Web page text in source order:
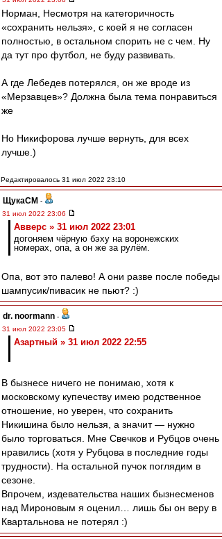
Норман, Несмотря на категоричность
«сохранить нельзя», с коей я не согласен
полностью, в остальном спорить не с чем. Ну
да тут про футбол, не буду развивать.
А где Лебедев потерялся, он же вроде из
«Мерзавцев»? Должна была тема понравиться
же
Но Никифорова лучше вернуть, для всех
лучше.)
Редактировалось 31 июл 2022 23:10
ЩукаСМ -
31 июл 2022 23:06
Авверс » 31 июл 2022 23:01
догоняем чёрную бэху на воронежских
номерах, опа, а он же за рулём.
Опа, вот это палево! А они разве после победы
шампусик/пивасик не пьют? :)
dr. noormann -
31 июл 2022 23:05
Азартный » 31 июл 2022 22:55
В бызнесе ничего не понимаю, хотя к
московскому купечеству имею родственное
отношение, но уверен, что сохранить
Никишина было нельзя, а значит — нужно
было торговаться. Мне Свечков и Рубцов очень
нравились (хотя у Рубцова в последние годы
трудности). На остальной пучок поглядим в
сезоне.
Впрочем, издевательства наших бызнесменов
над Мироновым я оценил… лишь бы он веру в
Квартальнова не потерял :)